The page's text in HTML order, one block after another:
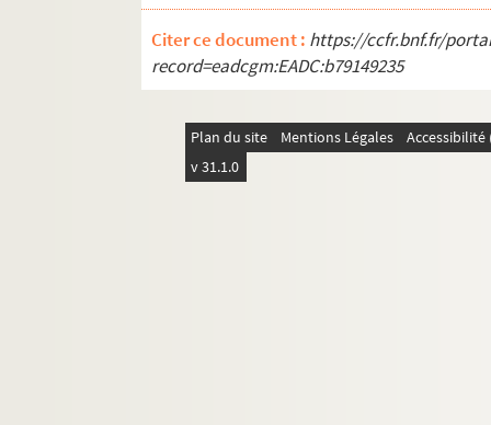
Citer ce document : https://ccfr.bnf.fr/
record=eadcgm:EADC:b79149235
Plan du site Mentions Légales
v 31.1.0